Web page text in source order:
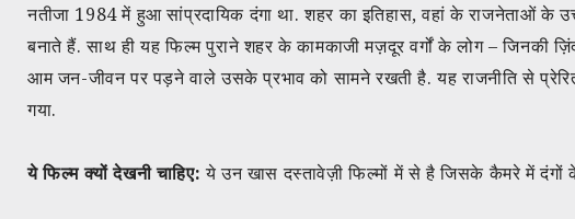
नतीजा 1984 में हुआ सांप्रदायिक दंगा था. शहर का इतिहास, वहां के राजनेताओं
बनाते हैं. साथ ही यह फिल्म पुराने शहर के कामकाजी मज़दूर वर्गों के लोग – जिनकी
आम जन-जीवन पर पड़ने वाले उसके प्रभाव को सामने रखती है. यह राजनीति से
गया.
ये फिल्म क्यों देखनी चाहिए:ये उन खास दस्तावेज़ी फिल्मों में से है जिसके कैमरे में दंगों